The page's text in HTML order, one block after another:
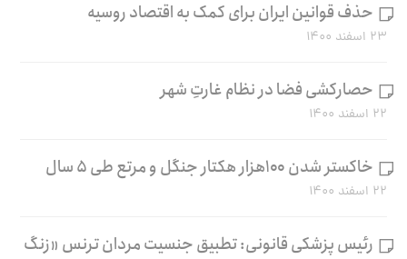
حذف قوانین ایران برای کمک به اقتصاد روسیه
۲۳ اسفند ۱۴۰۰
حصارکشی فضا در نظام غارتِ شهر
۲۲ اسفند ۱۴۰۰
خاکستر شدن ۱۰۰هزار هکتار جنگل و مرتع طی ۵ سال
۲۲ اسفند ۱۴۰۰
رئیس پزشکی قانونی: تطبیق جنسیت مردان ترنس «زنگ